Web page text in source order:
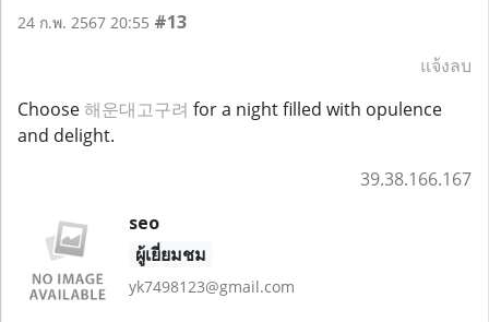
24 ก.พ. 2567 20:55 #13
แจ้งลบ
Choose해운대고구려 for a night filled with opulence
and delight.
39.38.166.167
seo
ผู้เยี่ยมชม
yk7498123@gmail.com